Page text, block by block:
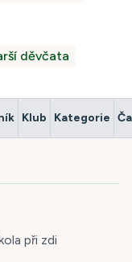
děvčata
Klub Kategorie
při zdi